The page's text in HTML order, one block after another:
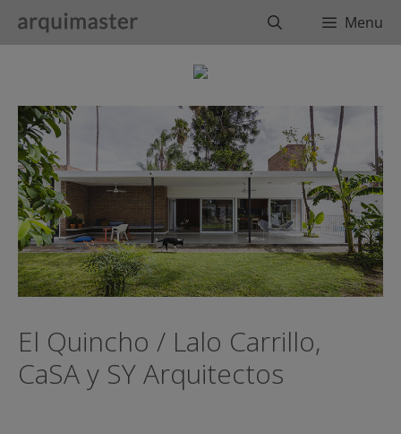
BuscarMenu
El Quincho / Lalo Carrillo,
CaSA y SY Arquitectos